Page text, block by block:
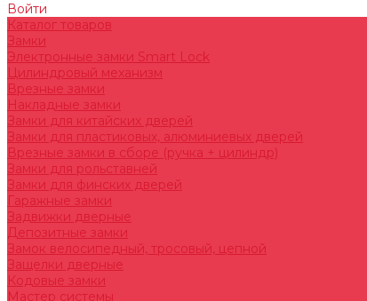
Войти
Каталог товаров
Замки
Электронные замки Smart Lock
Цилиндровый механизм
Врезные замки
Накладные замки
Замки для китайских дверей
Замки для пластиковых, алюминиевых дверей
Врезные замки в сборе (ручка + цилиндр)
Замки для рольставней
Замки для финских дверей
Гаражные замки
Задвижки дверные
Депозитные замки
Замок велосипедный, тросовый, цепной
Защелки дверные
Кодовые замки
Мастер системы